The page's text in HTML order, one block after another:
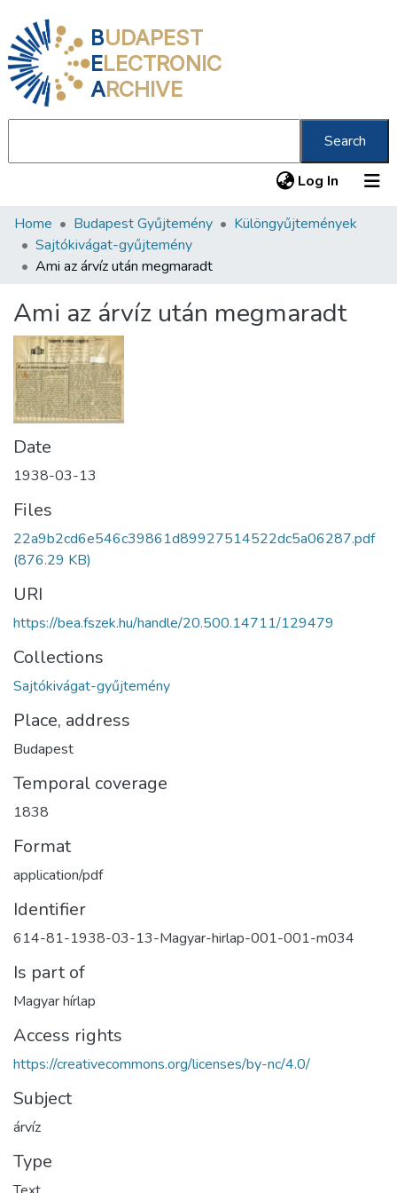
BUDAPEST
ELECTRONIC
ARCHIVE
Search
Log In (current)
Communities & Collections
All of DSpace
About us
Home Budapest Gyűjtemény
Különgyűjtemények
Sajtókivágat-gyűjtemény
Ami az árvíz után megmaradt
Ami az árvíz után megmaradt
Date
1938-03-13
Files
22a9b2cd6e546c39861d89927514522dc5a06287.pdf
(876.29 KB)
URI
https://bea.fszek.hu/handle/20.500.14711/129479
Collections
Sajtókivágat-gyűjtemény
Place, address
Budapest
Temporal coverage
1838
Format
application/pdf
Identifier
614-81-1938-03-13-Magyar-hirlap-001-001-m034
Is part of
Magyar hírlap
Access rights
https://creativecommons.org/licenses/by-nc/4.0/
Subject
árvíz
Type